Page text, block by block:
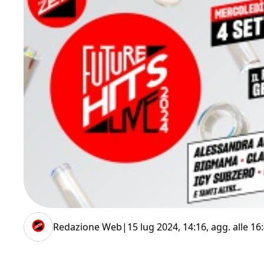
Redazione Web| 15 lug 2024, 14:16, agg. alle